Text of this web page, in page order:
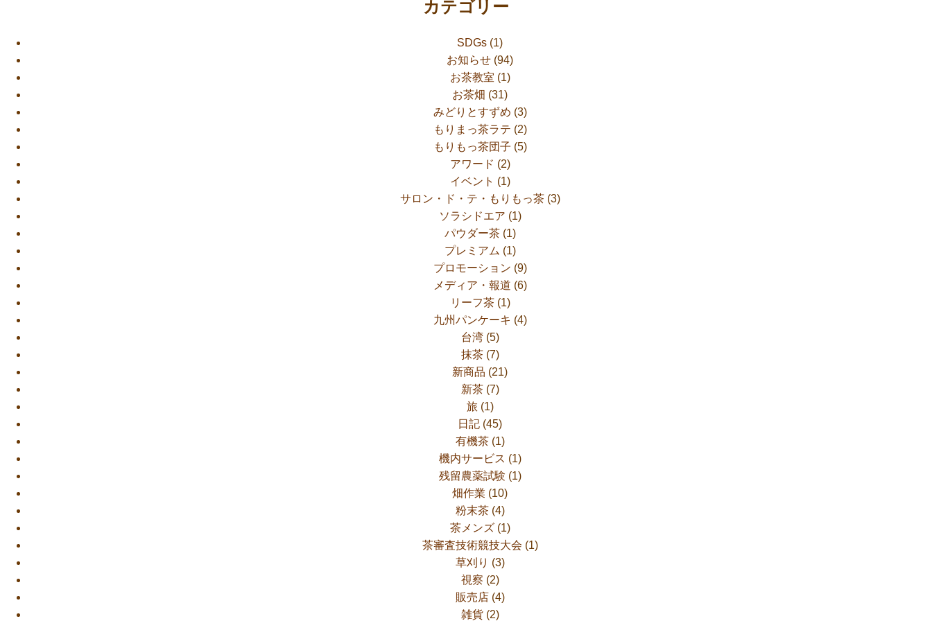
カテゴリー
SDGs (1)
お知らせ (94)
お茶教室 (1)
お茶畑 (31)
みどりとすずめ (3)
もりまっ茶ラテ (2)
もりもっ茶団子 (5)
アワード (2)
イベント (1)
サロン・ド・テ・もりもっ茶(3)
ソラシドエア (1)
パウダー茶(1)
プレミアム (1)
プロモーション (9)
メディア・報道 (6)
リーフ茶(1)
九州パンケーキ (4)
台湾(5)
抹茶(7)
新商品 (21)
新茶(7)
旅 (1)
日記 (45)
有機茶(1)
機内サービス (1)
残留農薬試験 (1)
畑作業 (10)
粉末茶(4)
茶メンズ(1)
茶審査技術競技大会 (1)
草刈り (3)
視察 (2)
販売店(4)
雑貨(2)